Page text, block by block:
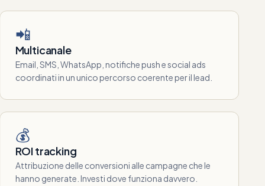
📲
Multicanale
Email, SMS, WhatsApp, notifiche push e social ads
coordinati in un unico percorso coerente per il lead.
💰
ROI tracking
Attribuzione delle conversioni alle campagne che le
hanno generate. Investi dove funziona davvero.